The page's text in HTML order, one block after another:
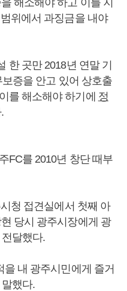
위에서 과징금을 내야
한 곳만 2018년 연말 기
증을 안고 있어 상호출
를 해소해야 하기에 정
FC를 2010년 창단 때부
청 접견실에서 첫째 아
당시 광주시장에게 광
달했다.
을 내 광주시민에게 즐거
했다.